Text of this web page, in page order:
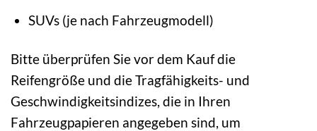
SUVs (je nach Fahrzeugmodell)
Bitte überprüfen Sie vor dem Kauf die
Reifengröße und die Tragfähigkeits- und
Geschwindigkeitsindizes, die in Ihren
Fahrzeugpapieren angegeben sind, um